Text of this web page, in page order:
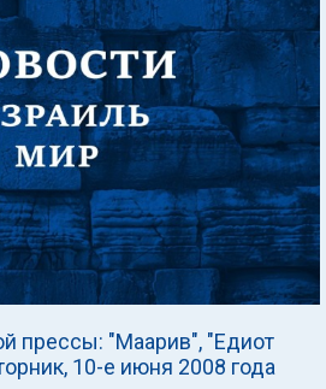
прессы: "Маарив", "Едиот
10-е июня 2008 года